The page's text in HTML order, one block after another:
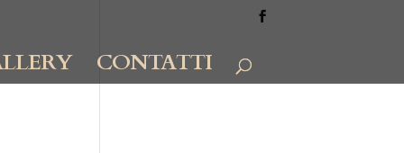
CONTATTI